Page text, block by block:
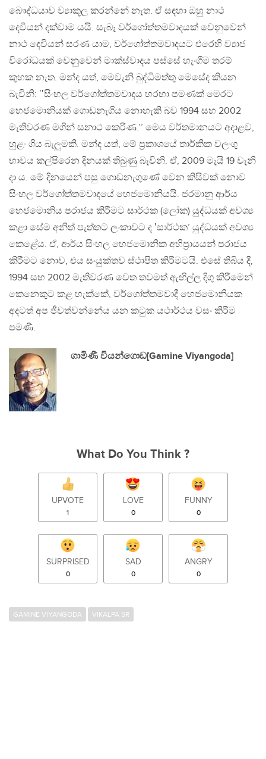
බෞද්ධයාව ව්‍යාකූල කරන්නේ නැත. ඒ සඳහා ඔහු නාථ
දෙවියන් දක්වාම යයි. සැබෑ වර්ගෝත්තමවාදයක් වෙනුවෙන්
නාථ දෙවියන් සරණ යාම, වර්ගෝත්තමවාදයට එරෙහි ව්‍යාජ
විරෝධයක් වෙනුවෙන් මාක්ස්වාදය පස්සේ හැංගීම තරම්
කුහක නැත. මන්ද යත්, මෙවැනි බුද්ධිමත්තු මෙසේද කියන
බැවිනි: ‛‛සිංහල වර්ගෝත්තමවාදය හරහා පමණක් මෙරට
හෙජමොනියක් ගොඩනැගිය නොහැකි බව 1994 සහ 2002
මැතිවරණ මගින් සනාථ කෙරිණ.’’ මෙය වර්තමානයට අදාළව,
හුළං ගිය බැලුමකි. මන්ද යත්, මේ ප්‍රකාශයේ තාර්කික වලංගු
භාවය කල්පිරෙන දිනයක් තිබුණු බැවිනි. ඒ, 2009 මැයි 19 වැනි
දා ය. මේ දිනයෙන් පසු ගොඩනැගුණේ වෙන කිසිවක් නොව
සිංහල වර්ගෝත්තමවාදයේ හෙජමොනියයි. ජරමානු ආර්ය
හෙජමොනිය පරාජය කිරීමට සාර්ථක (ලෝක) යුද්ධයක් අවශ්‍ය
කළා සේම අනිත් පැත්තට ලංකාවට ද ‛සාර්ථක’ යුද්ධයක් අවශ්‍ය
කෙළේය. ඒ, ආර්ය සිංහල හෙජමොනික අභිප්‍රායයන් පරාජය
කිරීමට නොව, එය සංයුක්තව ස්ථාපිත කිරීමටයි. එසේ තිබිය දී,
1994 සහ 2002 මැතිවරණ වෙත තවමත් ඇඟිල්ල දිගු කිරීමෙන්
කෙනෙකුට කළ හැක්කේ, වර්ගෝත්තමවාදී හෙජමොනියක
අදටත් අප ජීවත්වන්නේය යන කටුක යථාර්ථය වසං කිරීම
පමණි.
ගාමිණී වියන්ගොඩ[Gamine Viyangoda]
What Do You Think ?
UPVOTE
1
LOVE
0
FUNNY
0
SURPRISED
0
SAD
0
ANGRY
0
GAMINE VIYANGODA VIKALPA SR